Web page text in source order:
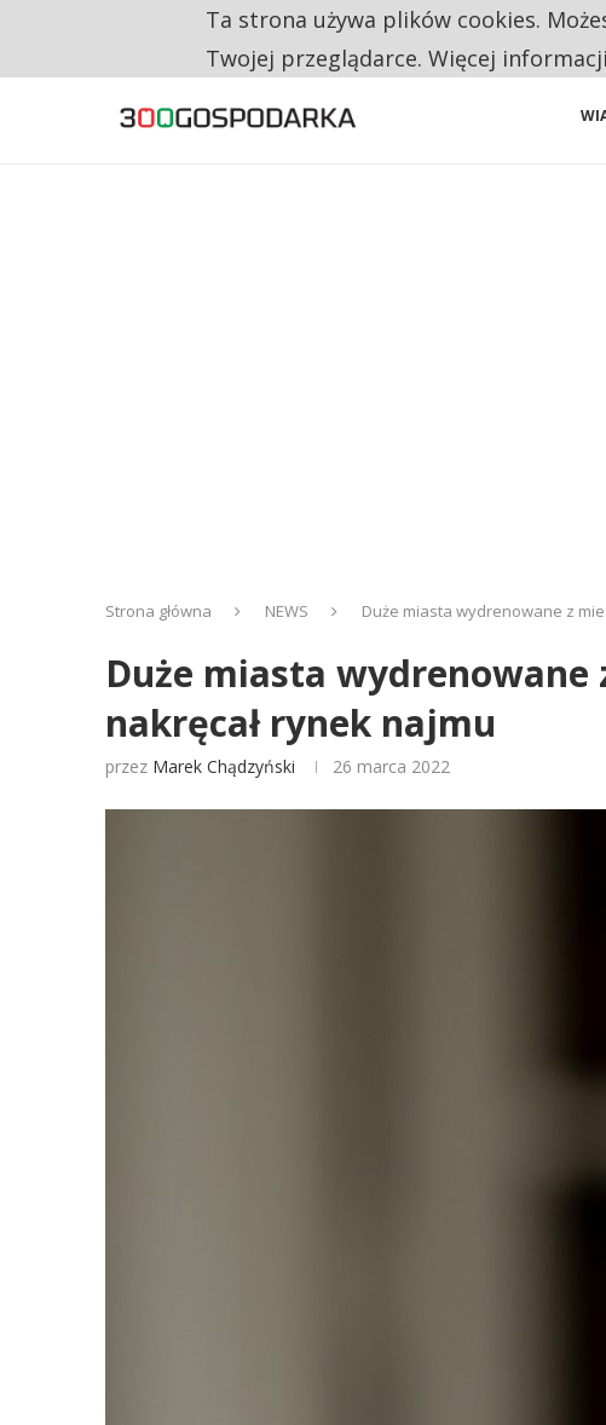
RESTRYKCJE CHIN UDERZAJĄ W EUROPEJSKI
Strona główna NEWS Duże miasta wydrenowane z
Duże miasta wydrenowane
nakręcał rynek najmu
przez Marek Chądzyński 26 marca 2022
Ta strona używa plików cookies.
Twojej przeglądarce. Więcej